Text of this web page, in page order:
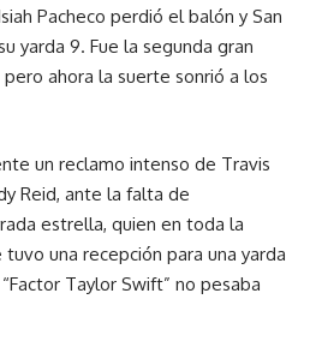
Pacheco perdió el balón y San
yarda 9. Fue la segunda gran
ahora la suerte sonrió a los
un reclamo intenso de Travis
Reid, ante la falta de
estrella, quien en toda la
una recepción para una yarda
Taylor Swift” no pesaba